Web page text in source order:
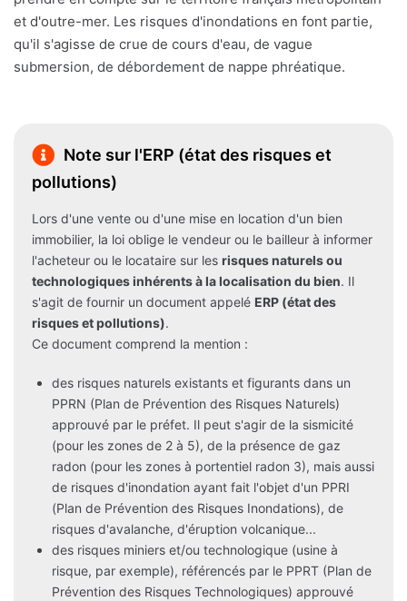
et d'outre-mer. Les risques d'inondations en font partie,
qu'il s'agisse de crue de cours d'eau, de vague
submersion, de débordement de nappe phréatique.
Note sur l'ERP (état des risques et
pollutions)
Lors d'une vente ou d'une mise en location d'un bien
immobilier, la loi oblige le vendeur ou le bailleur à informer
l'acheteur ou le locataire sur les risques naturels ou
technologiques inhérents à la localisation du bien. Il
s'agit de fournir un document appelé ERP (état des
risques et pollutions).
Ce document comprend la mention :
des risques naturels existants et figurants dans un
PPRN (Plan de Prévention des Risques Naturels)
approuvé par le préfet. Il peut s'agir de la sismicité
(pour les zones de 2 à 5), de la présence de gaz
radon (pour les zones à portentiel radon 3), mais aussi
de risques d'inondation ayant fait l'objet d'un PPRI
(Plan de Prévention des Risques Inondations), de
risques d'avalanche, d'éruption volcanique...
des risques miniers et/ou technologique (usine à
risque, par exemple), référencés par le PPRT (Plan de
Prévention des Risques Technologiques) approuvé